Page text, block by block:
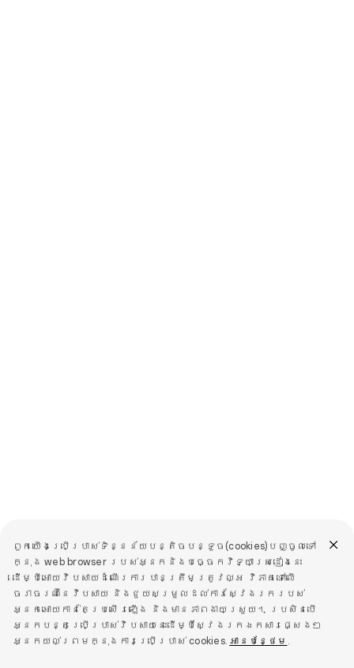
ពួកយើងប្រើប្រាស់ទិន្នន័យបន្តិចបន្ទួច(cookies)បញ្ចូលទៅ
ក្នុង web browser របស់អ្នកនិងបច្ចេកវិទ្យាស្រដៀងនេះ
ដើម្បីអោយវិបសាយដំណើរការបានត្រឹមត្រូវល្អ វិភាគទៅលើ
ចរាចរណ៍នៃវិបសាយ និងជួយសម្រួលដល់ការស្វែងរករបស់
អ្នកអោយកាន់តែប្រសើរឡើង និងមានភាពងាយស្រួយ។ ប្រសិនបើ
អ្នកបន្តប្រើប្រាស់វិបសាយនេះដើម្បីស្វែងរកឯកសារផ្សេងៗ
អ្នកយល់ព្រមក្នុងការប្រើប្រាស់ cookies. អានបន្ថែម .